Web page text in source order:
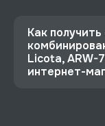
Как
Licota, ARW-
интернет-